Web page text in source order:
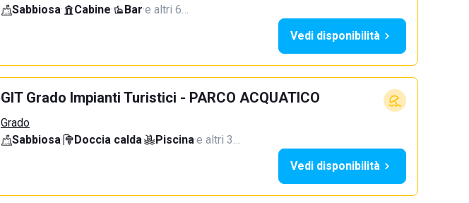
Sabbiosa· Cabine· Bar·e altri 6…
Vedi disponibilità
GIT Grado Impianti Turistici - PARCO ACQUATICO
Grado
Sabbiosa· Doccia calda· Piscina·e altri 3…
Vedi disponibilità